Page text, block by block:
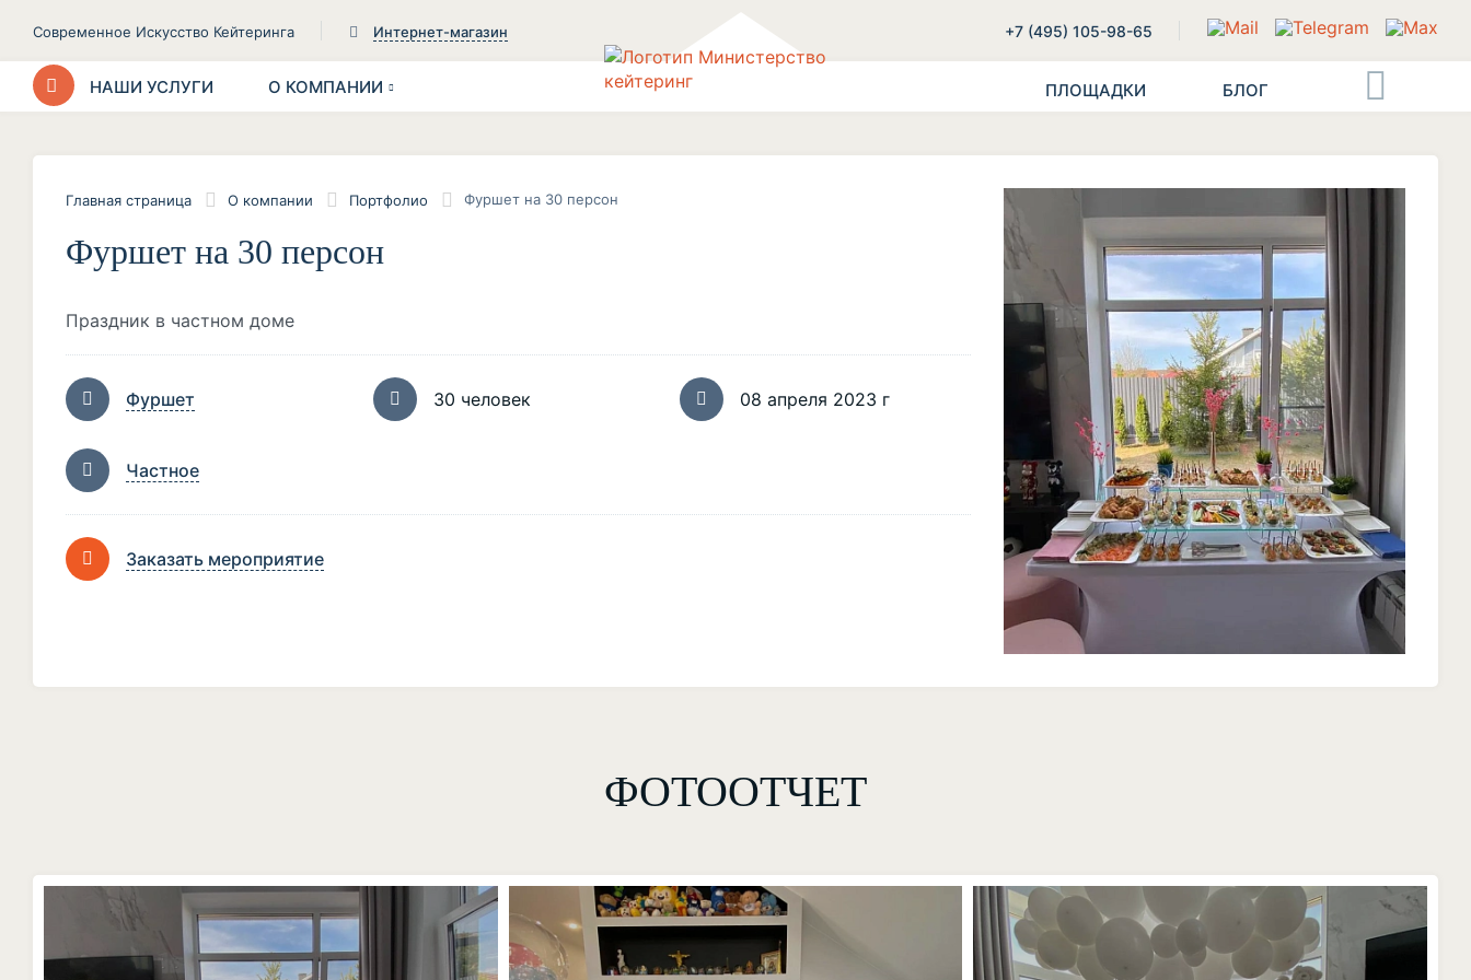
Современное Искусство Кейтеринга Интернет-магазин +7 (495) 105-98-65
НАШИ УСЛУГИ О КОМПАНИИ ПЛОЩАДКИ БЛОГ
Главная страница О компании Портфолио Фуршет на 30 персон
Фуршет на 30 персон
Праздник в частном доме
Фуршет 30 человек 08 апреля 2023 г
Частное
Заказать мероприятие
ФОТООТЧЕТ